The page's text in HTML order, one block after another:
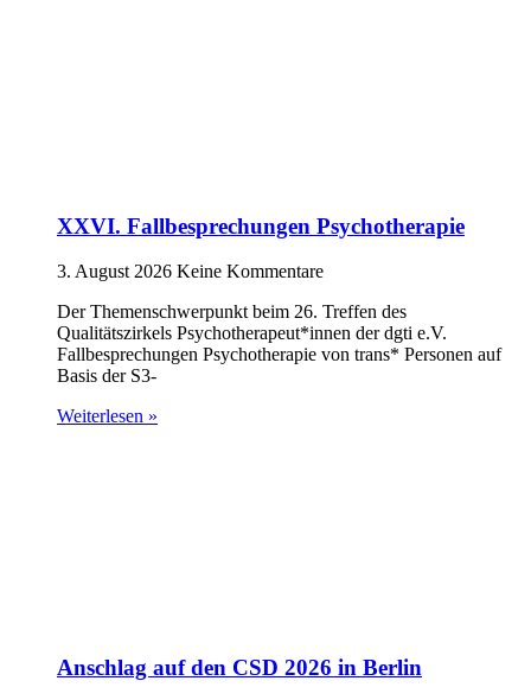
XXVI. Fallbesprechungen Psychotherapie
3. August 2026 Keine Kommentare
Der Themenschwerpunkt beim 26. Treffen des
Qualitätszirkels Psychotherapeut*innen der dgti e.V.
Fallbesprechungen Psychotherapie von trans* Personen auf
Basis der S3-
Weiterlesen »
Anschlag auf den CSD 2026 in Berlin